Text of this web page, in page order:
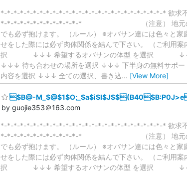
*-*-*-*-*-*-*-*-*-*-*-*-*-*-*-*-*-*-*-*-*-*-*-*-*-* 欲求不
*-*-*-*-*-*-*-*-*-*-*-*-* （注意） 地元の欲求不満
でも必ず抱けます。 （ルール） ※オバサン達には色々と
せをした際には必ず肉体関係を結んで下さい。 （ご
択 ↓↓↓ 希望するオバサンの体型 を選択
↓↓↓ 待ち合わせの場所を選択 ↓↓↓ 下半身の無料サポ
内容を選択 ↓↓↓ 全ての選択、書き込… [View More]
$B@-
by guojie353＠163.com
*-*-*-*-*-*-*-*-*-*-*-*-*-*-*-*-*-*-*-*-*-*-*-*-*-* 欲求不
*-*-*-*-*-*-*-*-*-*-*-*-* （注意） 地元の欲求不満
でも必ず抱けます。 （ルール） ※オバサン達には色々と
せをした際には必ず肉体関係を結んで下さい。 （ご
択 ↓↓↓ 希望するオバサンの体型 を選択